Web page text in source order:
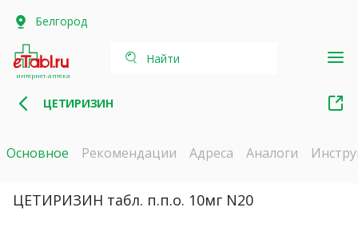
Белгород
интернет-аптека
Найти
ЦЕТИРИЗИН
Основное Рекомендации Адреса Аналоги
ЦЕТИРИЗИН табл. п.п.о. 10мг N20